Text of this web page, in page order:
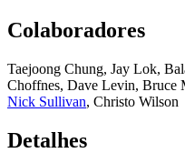
Colaboradores
Taejoong Chung, Jay Lok,
Choffnes, Dave Levin, Bruce
Nick Sullivan, Christo Wilson
Detalhes